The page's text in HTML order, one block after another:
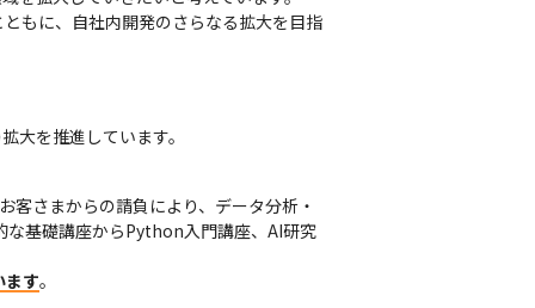
もに、自社内開発のさらなる拡大を目指
大を推進しています。
さまからの請負により、データ分析・
な基礎講座からPython入門講座、AI研究
ます。